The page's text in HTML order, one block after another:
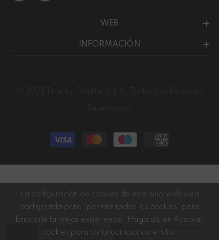
WEB
INFORMACIÓN
Métodos
de
La configuración de cookies de este sitio web está
configurada para "permitir todas las cookies" para
brindarle la mejor experiencia. Haga clic en Aceptar
cookies para continuar usando el sitio.